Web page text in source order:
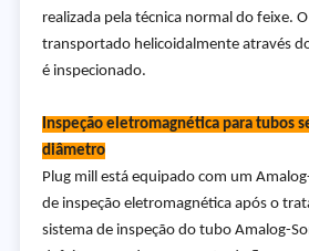
realizada pela técnica normal do feixe.
transportado helicoidalmente através
é inspecionado.
Inspeção eletromagnética para tubos
diâmetro
Plug mill está equipado com um
de inspeção eletromagnética após o
sistema de inspeção do tubo Amalog-